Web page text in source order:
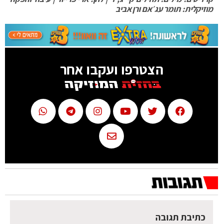
מוזיקלית: תומר עג׳אם ורן אביב
הצטרפו ועקבו אחר
כתיבת תגובה